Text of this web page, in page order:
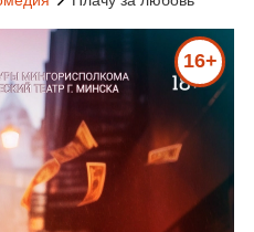
16+